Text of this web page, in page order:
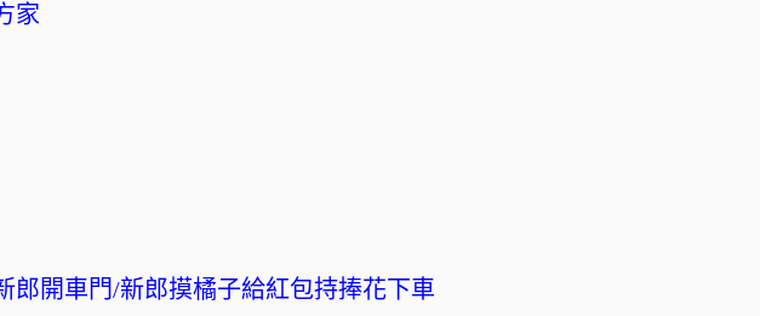
家
郎開車門/新郎摸橘子給紅包持捧花下車